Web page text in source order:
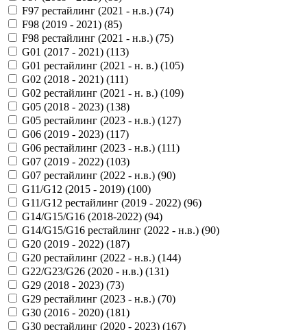
F97 рестайлинг (2021 - н.в.) (74)
F98 (2019 - 2021) (85)
F98 рестайлинг (2021 - н.в.) (75)
G01 (2017 - 2021) (113)
G01 рестайлинг (2021 - н. в.) (105)
G02 (2018 - 2021) (111)
G02 рестайлинг (2021 - н. в.) (109)
G05 (2018 - 2023) (138)
G05 рестайлинг (2023 - н.в.) (127)
G06 (2019 - 2023) (117)
G06 рестайлинг (2023 - н.в.) (111)
G07 (2019 - 2022) (103)
G07 рестайлинг (2022 - н.в.) (90)
G11/G12 (2015 - 2019) (100)
G11/G12 рестайлинг (2019 - 2022) (96)
G14/G15/G16 (2018-2022) (94)
G14/G15/G16 рестайлинг (2022 - н.в.) (90)
G20 (2019 - 2022) (187)
G20 рестайлинг (2022 - н.в.) (144)
G22/G23/G26 (2020 - н.в.) (131)
G29 (2018 - 2023) (73)
G29 рестайлинг (2023 - н.в.) (70)
G30 (2016 - 2020) (181)
G30 рестайлинг (2020 - 2023) (167)